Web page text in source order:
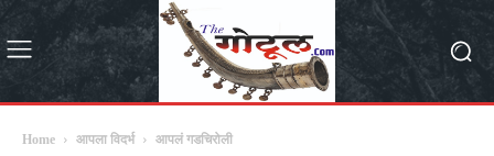
Home आपला विदर्भ आपलं गडचिरोली